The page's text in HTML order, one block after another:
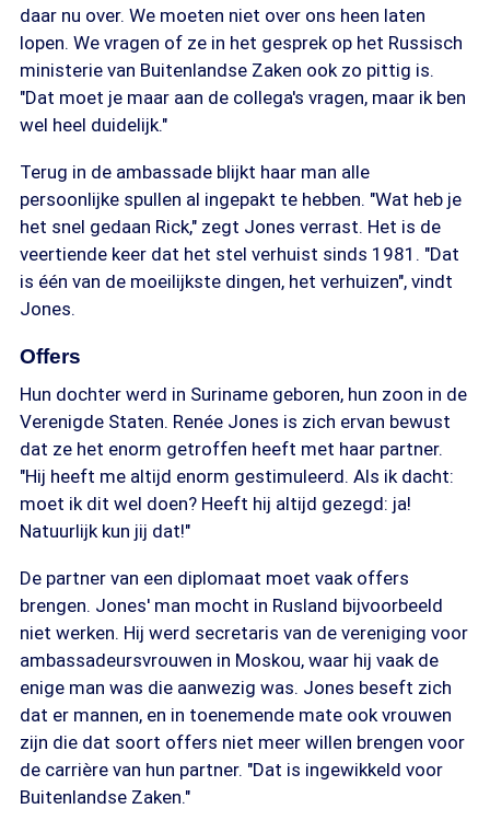
daar nu over. We moeten niet over ons heen laten
lopen. We vragen of ze in het gesprek op het Russisch
ministerie van Buitenlandse Zaken ook zo pittig is.
"Dat moet je maar aan de collega's vragen, maar ik ben
wel heel duidelijk."
Terug in de ambassade blijkt haar man alle
persoonlijke spullen al ingepakt te hebben. "Wat heb je
het snel gedaan Rick," zegt Jones verrast. Het is de
veertiende keer dat het stel verhuist sinds 1981. "Dat
is één van de moeilijkste dingen, het verhuizen", vindt
Jones.
Offers
Hun dochter werd in Suriname geboren, hun zoon in de
Verenigde Staten. Renée Jones is zich ervan bewust
dat ze het enorm getroffen heeft met haar partner.
"Hij heeft me altijd enorm gestimuleerd. Als ik dacht:
moet ik dit wel doen? Heeft hij altijd gezegd: ja!
Natuurlijk kun jij dat!"
De partner van een diplomaat moet vaak offers
brengen. Jones' man mocht in Rusland bijvoorbeeld
niet werken. Hij werd secretaris van de vereniging voor
ambassadeursvrouwen in Moskou, waar hij vaak de
enige man was die aanwezig was. Jones beseft zich
dat er mannen, en in toenemende mate ook vrouwen
zijn die dat soort offers niet meer willen brengen voor
de carrière van hun partner. "Dat is ingewikkeld voor
Buitenlandse Zaken."